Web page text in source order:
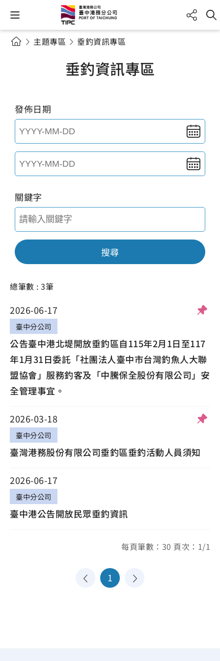
主題專區 垂釣資訊專區
垂釣資訊專區
發佈日期
關鍵字
搜尋
總筆數 : 3筆
2026-06-17
臺中分公司
公告臺中港北堤開放垂釣區自115年2月1日至117
年1月31日委託「社團法人臺中市台灣釣魚人大聯
盟協會」服務釣客及「中騰保全股份有限公司」安
全管理事宜。
2026-03-18
臺中分公司
臺灣港務股份有限公司垂釣區垂釣活動人員須知
2026-06-17
臺中分公司
臺中港公告開放民眾垂釣資訊
每頁筆數：30 頁次：1/1
1